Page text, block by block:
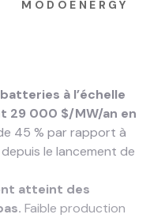
à l’échelle
29 000 $/MW/an en
45 % par rapport à
le lancement de
atteint des
Faible production